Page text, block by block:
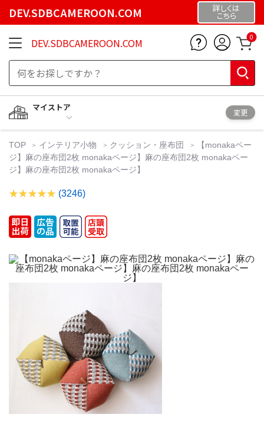
DEV.SDBCAMEROON.COM 詳しくは
こちら
DEV.SDBCAMEROON.COM 0
マイストア
変更
TOP インテリア小物 クッション・座布団
【monakaペー
ジ】麻の座布団2枚 monakaページ】麻の座布団2枚 monakaペー
ジ】麻の座布団2枚 monakaページ】
(3246)